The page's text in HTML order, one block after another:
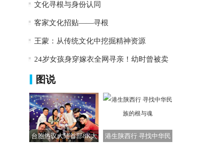
文化寻根与身份认同
客家文化招贴——寻根
王蒙：从传统文化中挖掘精神资源
24岁女孩身穿嫁衣全网寻亲！幼时曾被卖
图说
台胞热议大陆首部8K太
港生陕西行 寻找中华民